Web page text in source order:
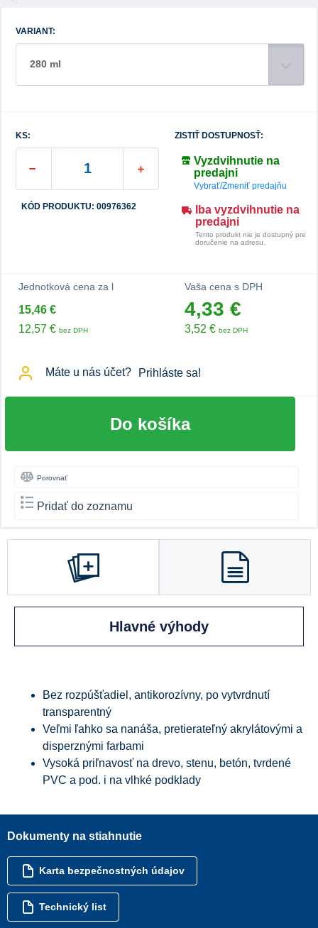
VARIANT:
280 ml
KS:
KÓD PRODUKTU: 00976362
ZISTIŤ DOSTUPNOSŤ:
Vyzdvihnutie na
predajni
Vybrať/Zmeniť predajňu
Iba vyzdvihnutie na
predajni
Tento produkt nie je dostupný pre
doručenie na adresu.
Jednotková cena za l
15,46 €
12,57 € bez DPH
Vaša cena s DPH
4,33 €
3,52 € bez DPH
Máte u nás účet? Prihláste sa!
Do košíka
Porovnať
Pridať do zoznamu
Hlavné výhody
Bez rozpúšťadiel, antikorozívny, po vytvrdnutí
transparentný
Veľmi ľahko sa nanáša, pretierateľný akrylátovými a
disperznými farbami
Vysoká priľnavosť na drevo, stenu, betón, tvrdené
PVC a pod. i na vlhké podklady
Dokumenty na stiahnutie
Karta bezpečnostných údajov
Technický list